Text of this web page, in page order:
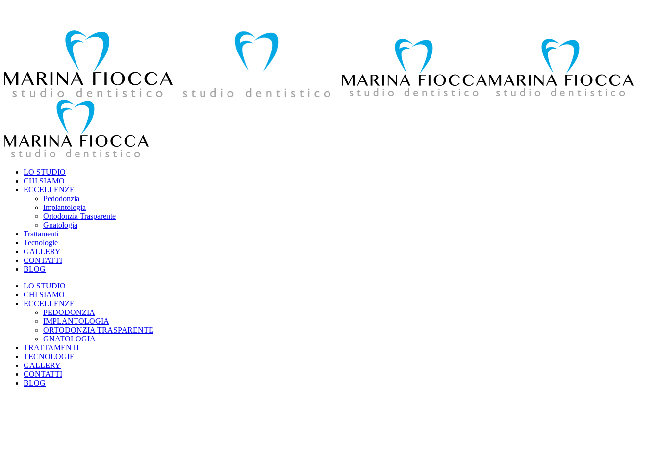
amministrazione@studiodentistico-fiocca.it
LO STUDIO
CHI SIAMO
ECCELLENZE
Pedodonzia
Implantologia
Ortodonzia Trasparente
Gnatologia
Trattamenti
Tecnologie
GALLERY
CONTATTI
BLOG
LO STUDIO
CHI SIAMO
ECCELLENZE
PEDODONZIA
IMPLANTOLOGIA
ORTODONZIA TRASPARENTE
GNATOLOGIA
TRATTAMENTI
TECNOLOGIE
GALLERY
CONTATTI
BLOG